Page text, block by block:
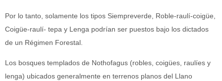
Por lo tanto, solamente los tipos Siempreverde, Roble-raulí-coigüe,
Coigüe-raulí- tepa y Lenga podrían ser puestos bajo los dictados
de un Régimen Forestal.
Los bosques templados de Nothofagus (robles, coigües, raulíes y
lenga) ubicados generalmente en terrenos planos del Llano